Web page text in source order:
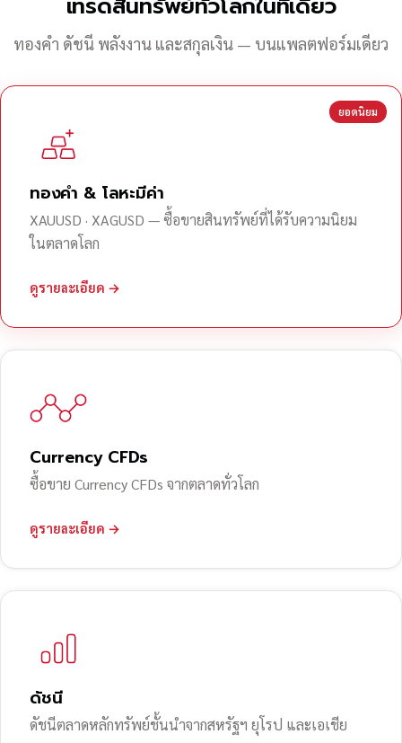
ทองคำ ดัชนี พลังงาน และสกุลเงิน — บนแพลตฟอร์มเดียว
ยอดนิยม
ทองคำ & โลหะมีค่า
XAUUSD · XAGUSD — ซื้อขายสินทรัพย์ที่ได้รับความนิยม
ในตลาดโลก
ดูรายละเอียด →
Currency CFDs
ซื้อขาย Currency CFDs จากตลาดทั่วโลก
ดูรายละเอียด →
ดัชนี
ดัชนีตลาดหลักทรัพย์ชั้นนำจากสหรัฐฯ ยุโรป และเอเชีย